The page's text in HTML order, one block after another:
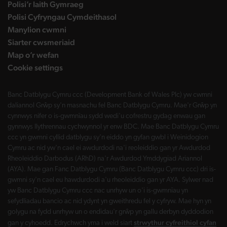
Polisi’r Iaith Gymraeg
Polisi Cyfryngau Cymdeithasol
Manylion cwmni
Siarter cwsmeriaid
Map o’r wefan
Cookie settings
Banc Datblygu Cymru ccc (Development Bank of Wales Plc) yw cwmni
daliannol Grŵp sy'n masnachu fel Banc Datblygu Cymru. Mae'r Grŵp yn
cynnwys nifer o is-gwmnïau sydd wedi'u cofrestru gydag enwau gan
gynnwys llythrennau cychwynnol yr enw BDC. Mae Banc Datblygu Cymru
ccc yn gwmni cyllid datblygu sy'n eiddo yn gyfan gwbl i Weinidogion
Cymru ac nid yw'n cael ei awdurdodi na'i reoleiddio gan yr Awdurdod
Rheoleiddio Darbodus (ARhD) na'r Awdurdod Ymddygiad Ariannol
(AYA). Mae gan Fanc Datblygu Cymru (Banc Datblygu Cymru ccc) dri is-
gwmni sy'n cael eu hawdurdodi a'u rheoleiddio gan yr AYA. Sylwer nad
yw Banc Datblygu Cymru ccc nac unrhyw un o'i is-gwmnïau yn
sefydliadau bancio ac nid ydynt yn gweithredu fel y cyfryw. Mae hyn yn
golygu na fydd unrhyw un o endidau'r grŵp yn gallu derbyn dyddodion
gan y cyhoedd. Edrychwch yma i weld siart strwythur cyfreithiol cyfan